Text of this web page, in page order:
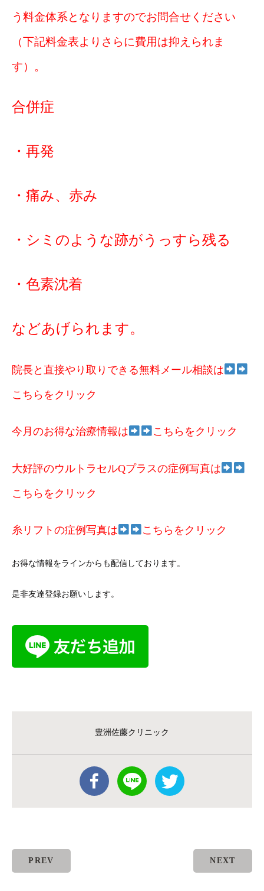
う料金体系となりますのでお問合せください
（下記料金表よりさらに費用は抑えられま
す）。
合併症
・再発
・痛み、赤み
・シミのような跡がうっすら残る
・色素沈着
などあげられます。
院長と直接やり取りできる無料メール相談は
こちらをクリック
今月のお得な治療情報は こちらをクリック
大好評のウルトラセルQプラスの症例写真は
こちらをクリック
糸リフトの症例写真は こちらをクリック
お得な情報をラインからも配信しております。
是非友達登録お願いします。
豊洲佐藤クリニック
PREV NEXT